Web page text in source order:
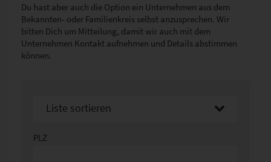
Du hast aber auch die Option ein Unternehmen aus dem
Bekannten- oder Familienkreis selbst anzusprechen. Wir
bitten Dich um Mitteilung, damit wir auch mit dem
Unternehmen Kontakt aufnehmen und Details abstimmen
können.
Liste sortieren
PLZ